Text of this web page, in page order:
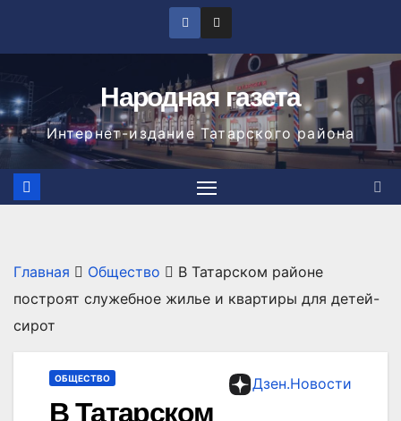
Народная газета
Интернет-издание Татарского района
Главная Общество
В Татарском районе
построят служебное жилье и квартиры для детей-
сирот
Дзен.Новости
ОБЩЕСТВО
В Татарском